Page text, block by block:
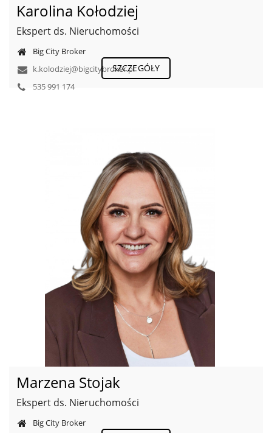
Karolina Kołodziej
Ekspert ds. Nieruchomości
Big City Broker
k.kolodziej@bigcitybroker.pl
535 991 174
SZCZEGÓŁY
Marzena Stojak
Ekspert ds. Nieruchomości
Big City Broker